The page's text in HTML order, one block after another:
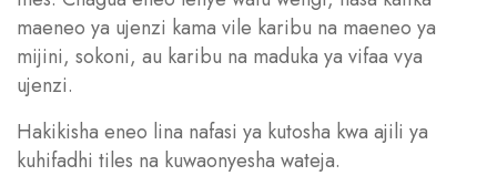
maeneo ya ujenzi kama vile karibu na maeneo ya
mijini, sokoni, au karibu na maduka ya vifaa vya
ujenzi.
Hakikisha eneo lina nafasi ya kutosha kwa ajili ya
kuhifadhi tiles na kuwaonyesha wateja.